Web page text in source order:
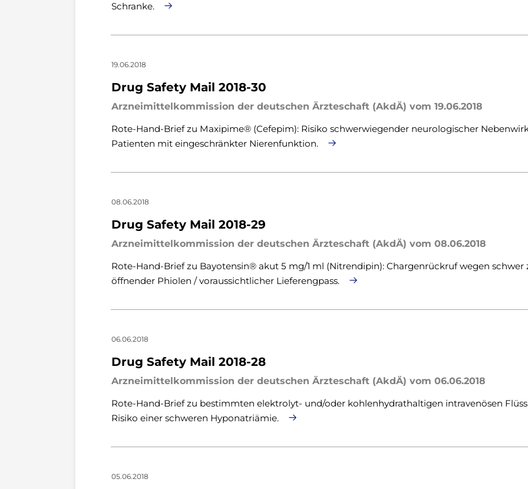
Schranke.
19.06.2018
Drug Safety Mail 2018-30
Arzneimittelkommission der deutschen Ärzteschaft (AkdÄ) vom 19.06.2018
Rote-Hand-Brief zu Maxipime® (Cefepim): Risiko schwerwiegender neurologischer
Patienten mit eingeschränkter Nierenfunktion.
08.06.2018
Drug Safety Mail 2018-29
Arzneimittelkommission der deutschen Ärzteschaft (AkdÄ) vom 08.06.2018
Rote-Hand-Brief zu Bayotensin® akut 5 mg/1 ml (Nitrendipin): Chargenrückruf wegen schwer
öffnender Phiolen / voraussichtlicher Lieferengpass.
06.06.2018
Drug Safety Mail 2018-28
Arzneimittelkommission der deutschen Ärzteschaft (AkdÄ) vom 06.06.2018
Rote-Hand-Brief zu bestimmten elektrolyt- und/oder kohlenhydrathaltigen intravenösen
Risiko einer schweren Hyponatriämie.
05.06.2018